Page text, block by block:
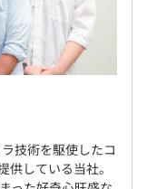
技術を駆使したコ
供している当社。